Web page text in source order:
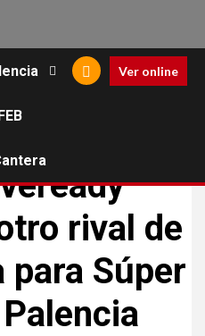
Ver online
rival de
para Súper